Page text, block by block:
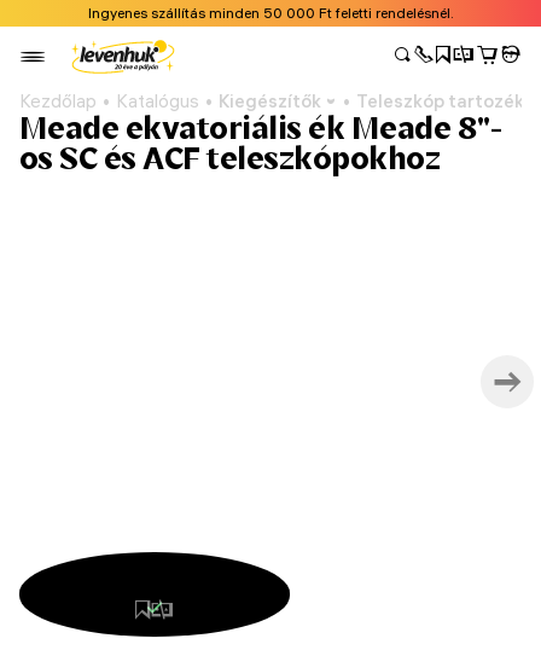
Ingyenes szállítás minden 50 000 Ft feletti rendelésnél.
Kezdőlap Katalógus Kiegészítők Teleszkóp
Meade ekvatoriális ék Meade 8"-
os SC és ACF teleszkópokhoz